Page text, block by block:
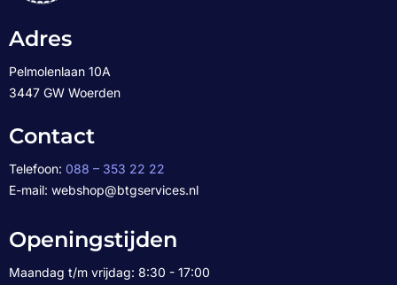
Adres
Pelmolenlaan 10A
3447 GW Woerden
Contact
Telefoon: 088 – 353 22 22
E-mail: webshop@btgservices.nl
Openingstijden
Maandag t/m vrijdag: 8:30 - 17:00